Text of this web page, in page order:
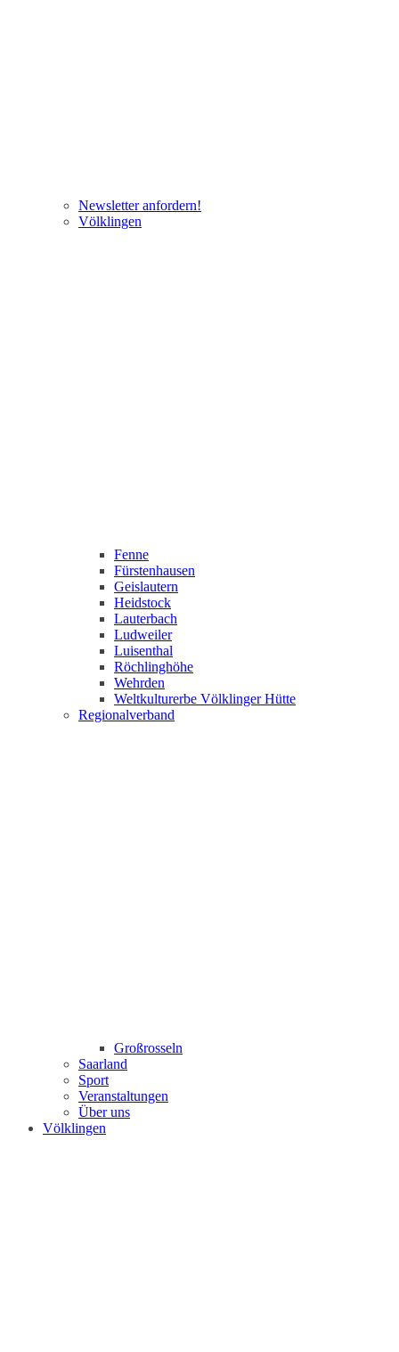
Newsletter anfordern!
Völklingen
Fenne
Fürstenhausen
Geislautern
Heidstock
Lauterbach
Ludweiler
Luisenthal
Röchlinghöhe
Wehrden
Weltkulturerbe Völklinger Hütte
Regionalverband
Großrosseln
Saarland
Sport
Veranstaltungen
Über uns
Völklingen